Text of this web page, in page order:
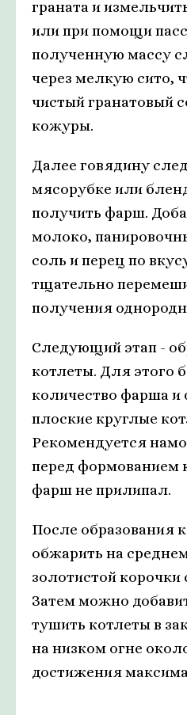
граната и
или при помощи
полученную массу
через мелкую сито,
чистый гранатовый
кожуры.
Далее говядину
мясорубке или
получить фарш.
молоко,
соль и перец по
тщательно
получения
Следующий этап -
котлеты. Для этого
количество фарша
плоские круглые
Рекомендуется
перед формованием
фарш не прилипал.
После образования
обжарить на
золотистой корочки
Затем можно
тушить котлеты в
на низком огне
достижения